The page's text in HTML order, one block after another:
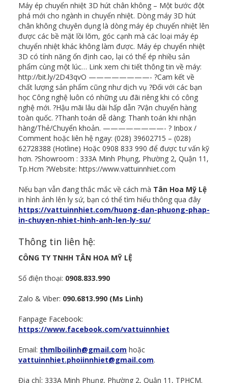
Máy ép chuyển nhiệt 3D hút chân không – Một bước đột
phá mới cho ngành in chuyển nhiệt. Dòng máy 3D hút
chân không chuyên dụng là dòng máy ép chuyển nhiệt lên
được các bề mặt lồi lõm, góc cạnh mà các loại máy ép
chuyển nhiệt khác không làm được. Máy ép chuyển nhiệt
3D có tính năng ổn định cao, lại có thể ép nhiều sản
phẩm cùng một lúc… Link xem chi tiết thông tin về máy:
http://bit.ly/2D43qvO ————————- ?Cam kết về
chất lượng sản phẩm cũng như dịch vụ ?Đối với các bạn
học Công nghệ luôn có những ưu đãi riêng khi có công
nghệ mới. ?Hậu mãi lâu dài hấp dẫn ?Vận chuyển hàng
toàn quốc. ?Thanh toán dễ dàng: Thanh toán khi nhận
hàng/Thẻ/Chuyển khoản. ————————- ? Inbox /
Comment hoặc liên hệ ngay: (028) 39602715 – (028)
62728388 (Hotline) Hoặc 0908 833 990 để được tư vấn kỹ
hơn. ?Showroom : 333A Minh Phụng, Phường 2, Quận 11,
Tp.Hcm ?Website: https://www.vattuinnhiet.com
Nếu bạn vẫn đang thắc mắc về cách mà Tân Hoa Mỹ Lệ
in hình ảnh lên ly sứ, bạn có thể tìm hiểu thông qua đây
https://vattuinnhiet.com/huong-dan-phuong-phap-
in-chuyen-nhiet-hinh-anh-len-ly-su/
Thông tin liên hệ:
CÔNG TY TNHH TÂN HOA MỸ LỆ
Số điện thoại: 0908.833.990
Zalo & Viber: 090.6813.990 (Ms Linh)
Fanpage Facebook:
https://www.facebook.com/vattuinnhiet
Email: thmlboilinh@gmail.com hoặc
vattuinnhiet.phoiinnhiet@gmail.com.
Địa chỉ: 333A Minh Phụng, Phường 2, Quận 11, TPHCM.